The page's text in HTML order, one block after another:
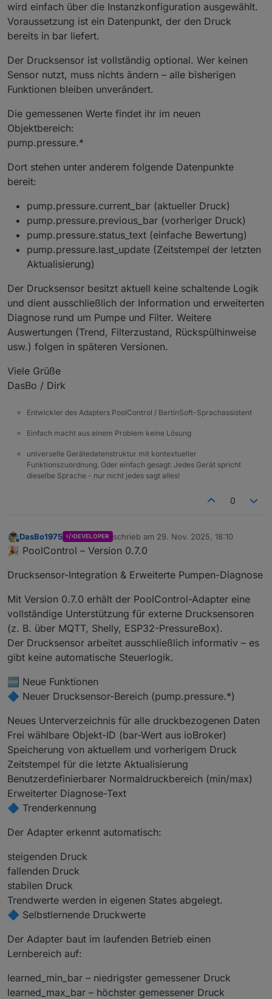
wird einfach über die Instanzkonfiguration ausgewählt.
Voraussetzung ist ein Datenpunkt, der den Druck
bereits in bar liefert.
Der Drucksensor ist vollständig optional. Wer keinen
Sensor nutzt, muss nichts ändern – alle bisherigen
Funktionen bleiben unverändert.
Die gemessenen Werte findet ihr im neuen
Objektbereich:
pump.pressure.*
Dort stehen unter anderem folgende Datenpunkte
bereit:
pump.pressure.current_bar (aktueller Druck)
pump.pressure.previous_bar (vorheriger Druck)
pump.pressure.status_text (einfache Bewertung)
pump.pressure.last_update (Zeitstempel der letzten
Aktualisierung)
Der Drucksensor besitzt aktuell keine schaltende Logik
und dient ausschließlich der Information und erweiterten
Diagnose rund um Pumpe und Filter. Weitere
Auswertungen (Trend, Filterzustand, Rückspülhinweise
usw.) folgen in späteren Versionen.
Viele Grüße
DasBo / Dirk
Entwickler des Adapters PoolControl / BertinSoft-Sprachassistent
Einfach macht aus einem Problem keine Lösung
universelle Gerätedatenstruktur mit kontextueller
Funktionszuordnung. Oder einfach gesagt: Jedes Gerät spricht
dieselbe Sprache - nur nicht jedes sagt alles!
0
Offline
DasBo1975 DEVELOPER schrieb am 29. Nov. 2025, 18:10
zuletzt editiert von
🎉 PoolControl – Version 0.7.0
Drucksensor-Integration & Erweiterte Pumpen-Diagnose
Mit Version 0.7.0 erhält der PoolControl-Adapter eine
vollständige Unterstützung für externe Drucksensoren
(z. B. über MQTT, Shelly, ESP32-PressureBox).
Der Drucksensor arbeitet ausschließlich informativ – es
gibt keine automatische Steuerlogik.
🆕 Neue Funktionen
🔷 Neuer Drucksensor-Bereich (pump.pressure.*)
Neues Unterverzeichnis für alle druckbezogenen Daten
Frei wählbare Objekt-ID (bar-Wert aus ioBroker)
Speicherung von aktuellem und vorherigem Druck
Zeitstempel für die letzte Aktualisierung
Benutzerdefinierbarer Normaldruckbereich (min/max)
Erweiterter Diagnose-Text
🔷 Trenderkennung
Der Adapter erkennt automatisch:
steigenden Druck
fallenden Druck
stabilen Druck
Trendwerte werden in eigenen States abgelegt.
🔷 Selbstlernende Druckwerte
Der Adapter baut im laufenden Betrieb einen
Lernbereich auf:
learned_min_bar – niedrigster gemessener Druck
learned_max_bar – höchster gemessener Druck